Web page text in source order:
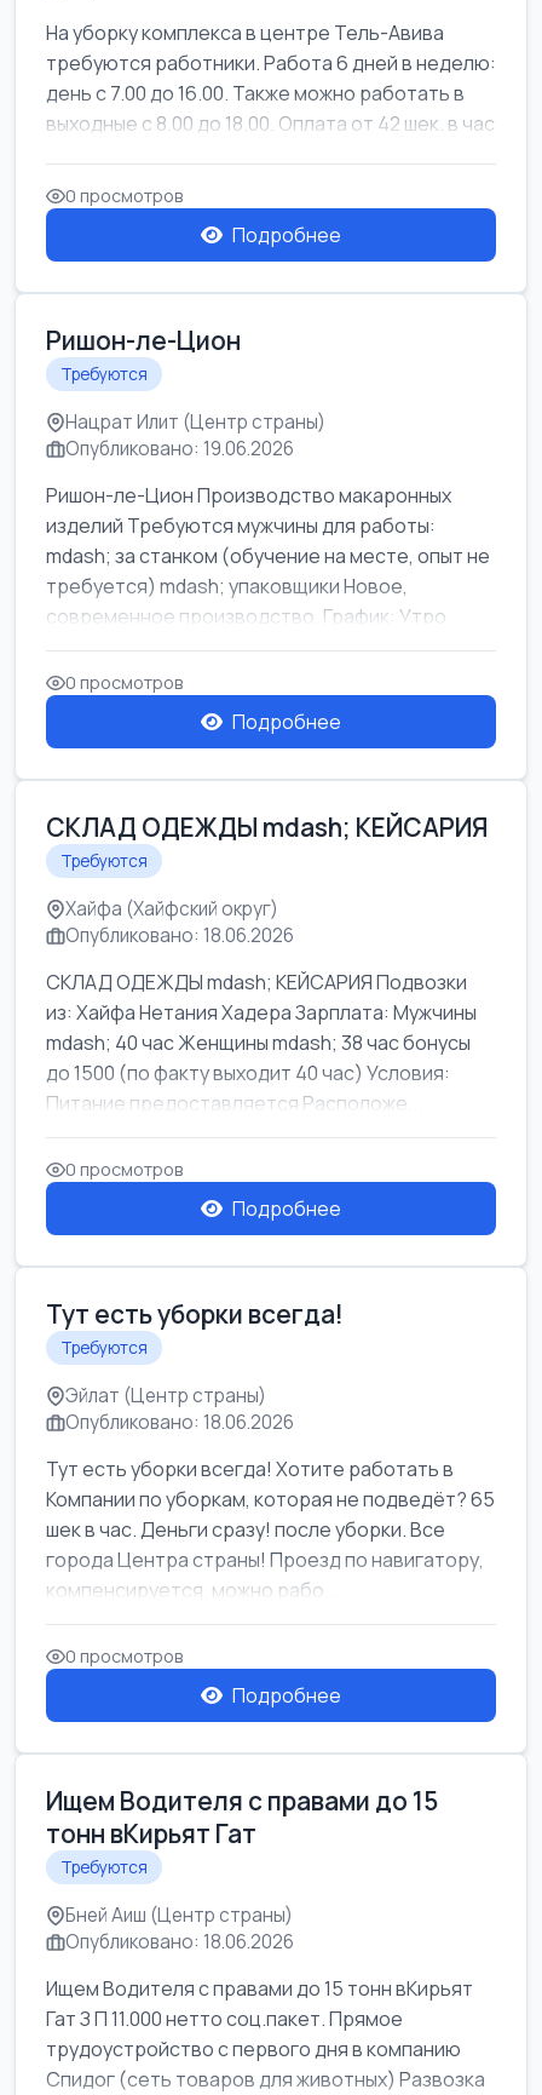
На уборку комплекса в центре Тель-Авива
требуются работники. Работа 6 дней в неделю:
день с 7.00 до 16.00. Также можно работать в
выходные с 8.00 до 18.00. Оплата от 42 шек. в час
0 просмотров
Подробнее
Ришон-ле-Цион
Требуются
Нацрат Илит (Центр страны)
Опубликовано: 19.06.2026
Ришон-ле-Цион Производство макаронных
изделий Требуются мужчины для работы:
mdash; за станком (обучение на месте, опыт не
требуется) mdash; упаковщики Новое,
современное производство. График: Утро
mda...
0 просмотров
Подробнее
СКЛАД ОДЕЖДЫ mdash; КЕЙСАРИЯ
Требуются
Хайфа (Хайфский округ)
Опубликовано: 18.06.2026
СКЛАД ОДЕЖДЫ mdash; КЕЙСАРИЯ Подвозки
из: Хайфа Нетания Хадера Зарплата: Мужчины
mdash; 40 час Женщины mdash; 38 час бонусы
до 1500 (по факту выходит 40 час) Условия:
Питание предоставляется Расположе...
0 просмотров
Подробнее
Тут есть уборки всегда!
Требуются
Эйлат (Центр страны)
Опубликовано: 18.06.2026
Тут есть уборки всегда! Хотите работать в
Компании по уборкам, которая не подведёт? 65
шек в час. Деньги сразу! после уборки. Все
города Центра страны! Проезд по навигатору,
компенсируется. можно рабо...
0 просмотров
Подробнее
Ищем Водителя с правами до 15
тонн вКирьят Гат
Требуются
Бней Аиш (Центр страны)
Опубликовано: 18.06.2026
Ищем Водителя с правами до 15 тонн вКирьят
Гат З П 11.000 нетто соц.пакет. Прямое
трудоустройство с первого дня в компанию
Спидог (сеть товаров для животных) Развозка